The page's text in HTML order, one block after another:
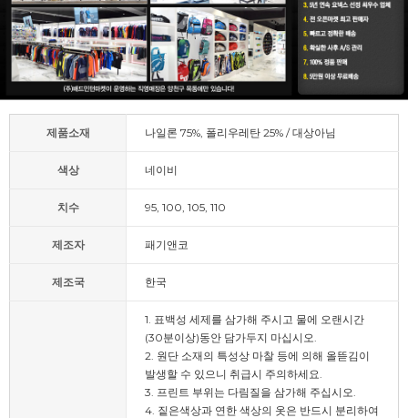
제품소재 나일론 75%, 폴리우레탄 25% / 대상아님
색상 네이비
치수 95, 100, 105, 110
제조자 패기앤코
제조국 한국
1. 표백성 세제를 삼가해 주시고 물에 오랜시간
(30분이상)동안 담가두지 마십시오.
2. 원단 소재의 특성상 마찰 등에 의해 올뜯김이
발생할 수 있으니 취급시 주의하세요.
3. 프린트 부위는 다림질을 삼가해 주십시오.
4. 짙은색상과 연한 색상의 옷은 반드시 분리하여